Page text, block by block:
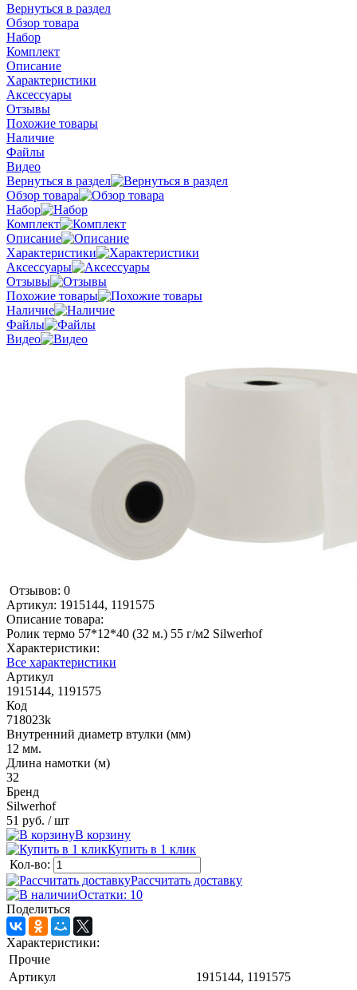
Вернуться в раздел
Обзор товара
Набор
Комплект
Описание
Характеристики
Аксессуары
Отзывы
Похожие товары
Наличие
Файлы
Видео
Вернуться в раздел
Обзор товара
Набор
Комплект
Описание
Характеристики
Аксессуары
Отзывы
Похожие товары
Наличие
Файлы
Видео
Отзывов: 0
Артикул: 1915144, 1191575
Описание товара:
Ролик термо 57*12*40 (32 м.) 55 г/м2 Silwerhof
Характеристики:
Все характеристики
Артикул
1915144, 1191575
Код
718023k
Внутренний диаметр втулки (мм)
12 мм.
Длина намотки (м)
32
Бренд
Silwerhof
51 руб. / шт
В корзину
Купить в 1 клик
Кол-во:
Рассчитать доставку
Остатки: 10
Поделиться
Характеристики:
Прочие
Артикул
1915144, 1191575